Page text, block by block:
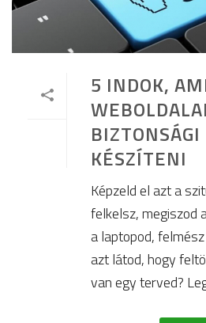
5 INDOK,
KÉSZÍTENI
Képzeld el azt a
felkelsz, megiszod
a laptopod,
azt látod, hogy
van egy terved?